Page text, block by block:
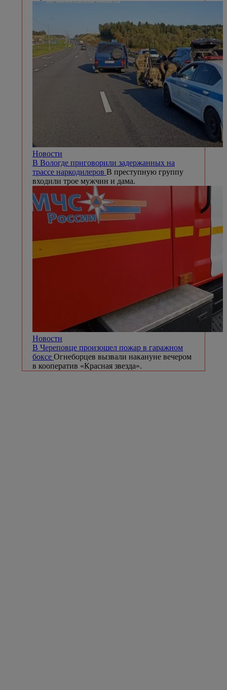
Новости
В Вологде приговорили задержанных на
трассе наркодилеров В преступную группу
входили трое мужчин и дама.
Новости
В Череповце произошел пожар в гаражном
боксе Огнеборцев вызвали накануне вечером
в кооператив «Красная звезда».